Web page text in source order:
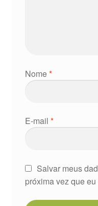
Nome*
E-mail *
Salvar meus
próxima vez que eu